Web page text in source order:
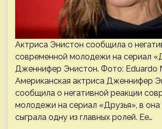
Актриса Энистон сообщила о
современной молодежи на сериал
Дженнифер Энистон. Фото: Eduardo
Американская актриса Дженнифер
сообщила о негативной реакции
молодежи на сериал «Друзья», в
сыграла одну из главных ролей. Ее…